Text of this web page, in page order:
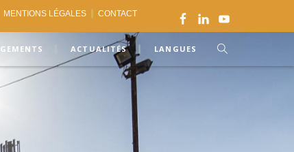
MENTIONS LÉGALES CONTACT
ACTUALITÉS LANGUES